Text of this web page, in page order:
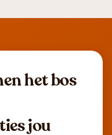
het bos
jou